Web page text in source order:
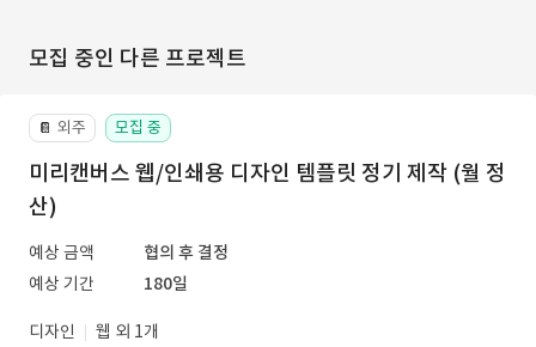
모집 중인 다른 프로젝트
📔 외주 모집 중
미리캔버스 웹/인쇄용 디자인 템플릿 정기 제작 (월 정
산)
예상 금액
협의 후 결정
예상 기간
180일
디자인
웹 외 1개